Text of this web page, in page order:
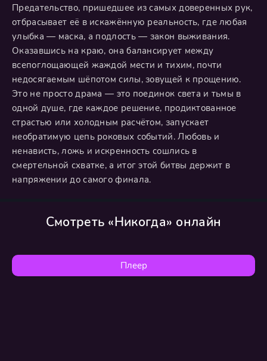
Предательство, пришедшее из самых доверенных рук,
отбрасывает её в искажённую реальность, где любая
улыбка — маска, а подлость — закон выживания.
Оказавшись на краю, она балансирует между
всепоглощающей жаждой мести и тихим, почти
недосягаемым шёпотом силы, зовущей к прощению.
Это не просто драма — это поединок света и тьмы в
одной душе, где каждое решение, продиктованное
страстью или холодным расчётом, запускает
необратимую цепь роковых событий. Любовь и
ненависть, ложь и искренность сошлись в
смертельной схватке, а итог этой битвы держит в
напряжении до самого финала.
Смотреть «Никогда» онлайн
Плеер